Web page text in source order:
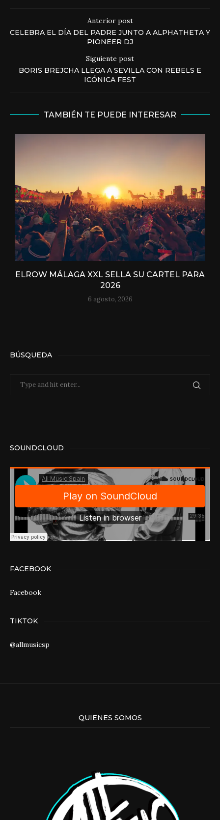
Anterior post
CELEBRA EL DÍA DEL PADRE JUNTO A ALPHATHETA Y
PIONEER DJ
Siguiente post
BORIS BREJCHA LLEGA A SEVILLA CON REBELS E
ICÓNICA FEST
TAMBIÉN TE PUEDE INTERESAR
ELROW MÁLAGA XXL SELLA SU CARTEL PARA
2026
6 agosto, 2026
BÚSQUEDA
SOUNDCLOUD
FACEBOOK
Facebook
TIKTOK
@allmusicsp
QUIENES SOMOS